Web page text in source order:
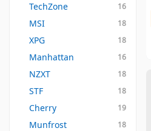
TechZone 16
MSI 18
XPG 18
Manhattan 16
NZXT 18
STF 18
Cherry 19
Munfrost 18